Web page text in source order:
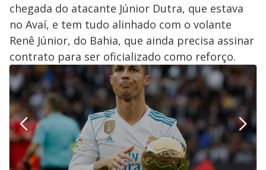
chegada do atacante Júnior Dutra, que estava
no Avaí, e tem tudo alinhado com o volante
Renê Júnior, do Bahia, que ainda precisa assinar
contrato para ser oficializado como reforço.